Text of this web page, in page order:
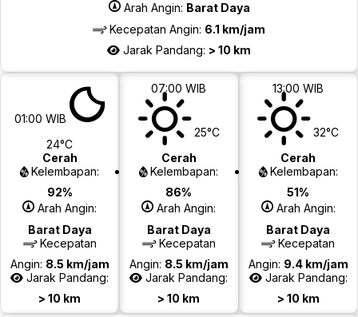
Arah Angin: Barat Daya
Kecepatan Angin: 6.1 km/jam
Jarak Pandang: > 10 km
01:00 WIB
24°C
Cerah
Kelembapan:
92%
Arah Angin:
Barat Daya
Kecepatan
Angin: 8.5 km/jam
Jarak Pandang:
> 10 km
07:00 WIB
25°C
Cerah
Kelembapan:
86%
Arah Angin:
Barat Daya
Kecepatan
Angin: 8.5 km/jam
Jarak Pandang:
> 10 km
13:00 WIB
32°C
Cerah
Kelembapan:
51%
Arah Angin:
Barat Daya
Kecepatan
Angin: 9.4 km/jam
Jarak Pandang:
> 10 km